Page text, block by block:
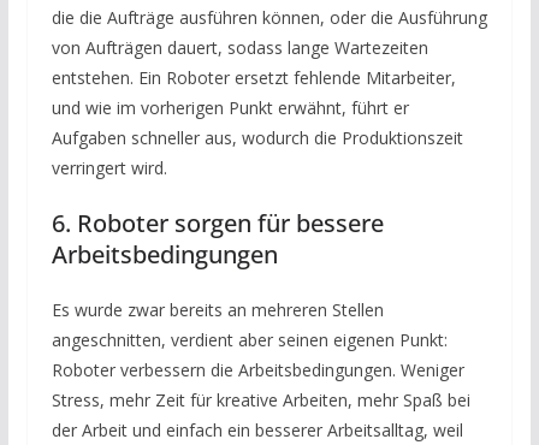
die die Aufträge ausführen können, oder die Ausführung
von Aufträgen dauert, sodass lange Wartezeiten
entstehen. Ein Roboter ersetzt fehlende Mitarbeiter,
und wie im vorherigen Punkt erwähnt, führt er
Aufgaben schneller aus, wodurch die Produktionszeit
verringert wird.
6. Roboter sorgen für bessere
Arbeitsbedingungen
Es wurde zwar bereits an mehreren Stellen
angeschnitten, verdient aber seinen eigenen Punkt:
Roboter verbessern die Arbeitsbedingungen. Weniger
Stress, mehr Zeit für kreative Arbeiten, mehr Spaß bei
der Arbeit und einfach ein besserer Arbeitsalltag, weil